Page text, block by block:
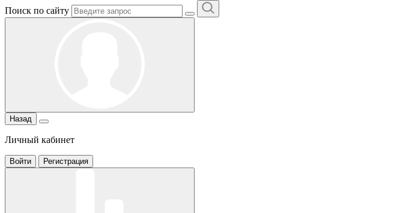
Поиск по сайту
Назад
Личный кабинет
Войти Регистрация